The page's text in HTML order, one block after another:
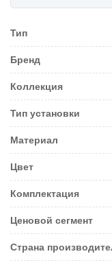
Тип
Бренд
Коллекция
Тип установки
Материал
Цвет
Комплектация
Ценовой сегмент
Страна